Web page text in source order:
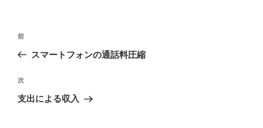
投
ビ
ゲ
過
去
投
稿
前
スマートフォンの通話料圧縮
次
の
次
支出による収入